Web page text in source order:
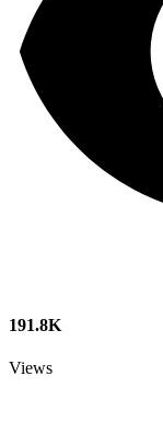
191.8K
Views